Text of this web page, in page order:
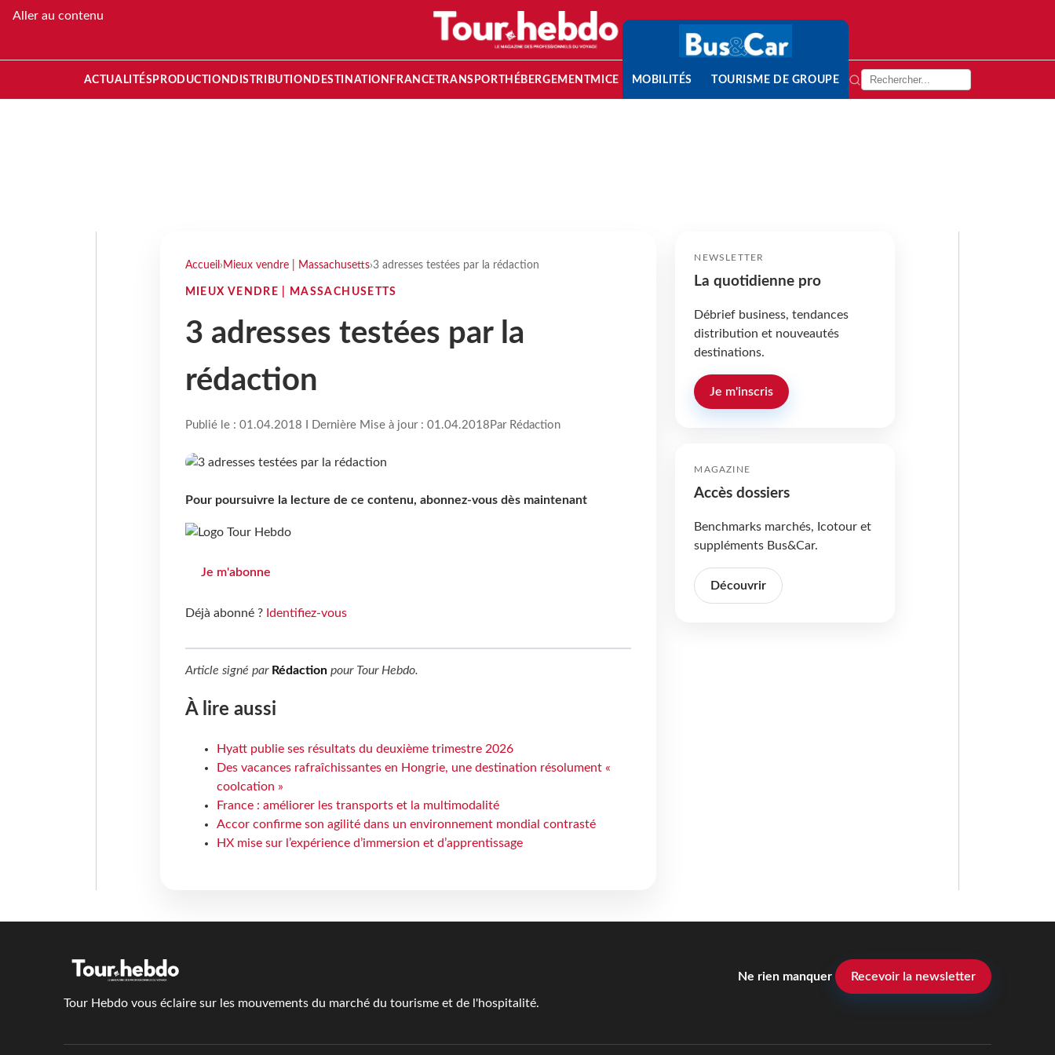
Aller au contenu
ACTUALITÉS PRODUCTION DISTRIBUTION DESTINATION FRANCETRANSPORT HÉBERGEMENTMICE MOBILITÉS TOURISME DE GROUPE
Accueil › Mieux vendre | Massachusetts›3 adresses testées par la rédaction
MIEUX VENDRE | MASSACHUSETTS
3 adresses testées par la
rédaction
Publié le : 01.04.2018 I Dernière Mise à jour : 01.04.2018 Par Rédaction
Pour poursuivre la lecture de ce contenu, abonnez-vous dès maintenant
Je m'abonne
Déjà abonné ? Identifiez-vous
Article signé par Rédactionpour Tour Hebdo.
À lire aussi
Hyatt publie ses résultats du deuxième trimestre 2026
Des vacances rafraîchissantes en Hongrie, une destination résolument «
coolcation »
France : améliorer les transports et la multimodalité
Accor confirme son agilité dans un environnement mondial contrasté
HX mise sur l’expérience d’immersion et d’apprentissage
NEWSLETTER
La quotidienne pro
Débrief business, tendances
distribution et nouveautés
destinations.
Je m'inscris
MAGAZINE
Accès dossiers
Benchmarks marchés, Icotour et
suppléments Bus&Car.
Découvrir
Tour Hebdo vous éclaire sur les mouvements du marché du tourisme et de l'hospitalité.
Ne rien manquer Recevoir la newsletter